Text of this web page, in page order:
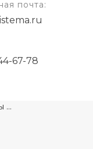
почта:
67-78
...